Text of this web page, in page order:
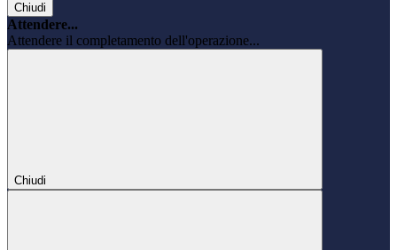
Chiudi
Attendere...
Attendere il completamento dell'operazione...
Chiudi